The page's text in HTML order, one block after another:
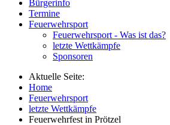
Bürgerinfo
Termine
Feuerwehrsport
Feuerwehrsport - Was ist das?
letzte Wettkämpfe
Sponsoren
Aktuelle Seite:
Home
Feuerwehrsport
letzte Wettkämpfe
Feuerwehrfest in Prötzel